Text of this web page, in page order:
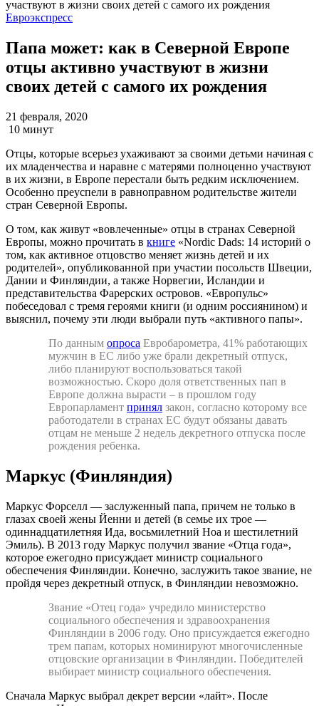
Евроэкспресс
Папа может: как в Северной Европе
отцы активно участвуют в жизни
своих детей с самого их рождения
21 февраля, 2020
10 минут
Отцы, которые всерьез ухаживают за своими детьми начиная с
их младенчества и наравне с матерями полноценно участвуют
в их жизни, в Европе перестали быть редким исключением.
Особенно преуспели в равноправном родительстве жители
стран Северной Европы.
О том, как живут «вовлеченные» отцы в странах Северной
Европы, можно прочитать в книге «Nordic Dads: 14 историй о
том, как активное отцовство меняет жизнь детей и их
родителей», опубликованной при участии посольств Швеции,
Дании и Финляндии, а также Норвегии, Исландии и
представительства Фарерских островов. «Европульс»
побеседовал с тремя героями книги (и одним россиянином) и
выяснил, почему эти люди выбрали путь «активного папы».
По данным опроса Евробарометра, 41% работающих
мужчин в ЕС либо уже брали декретный отпуск,
либо планируют воспользоваться такой
возможностью. Скоро доля ответственных пап в
Европе должна вырасти – в прошлом году
Европарламент принял закон, согласно которому все
работодатели в странах ЕС будут обязаны давать
отцам не меньше 2 недель декретного отпуска после
рождения ребенка.
Маркус (Финляндия)
Маркус Форселл — заслуженный папа, причем не только в
глазах своей жены Йенни и детей (в семье их трое —
одиннадцатилетняя Ида, восьмилетний Ноа и шестилетний
Эмиль). В 2013 году Маркус получил звание «Отца года»,
которое ежегодно присуждает министр социального
обеспечения Финляндии. Конечно, заслужить такое звание, не
пройдя через декретный отпуск, в Финляндии невозможно.
Звание «Отец года» учредило министерство
социального обеспечения и здравоохранения
Финляндии в 2006 году. Оно присуждается ежегодно
трем папам, которых номинируют многочисленные
отцовские организации в Финляндии. Победителей
выбирает министр социального обеспечения.
Сначала Маркус выбрал декрет версии «лайт». После